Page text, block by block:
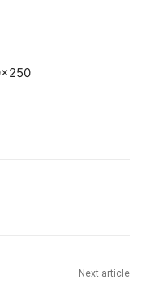
Next article